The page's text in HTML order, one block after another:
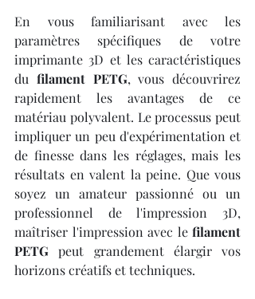
En vous familiarisant avec les
paramètres spécifiques de votre
imprimante 3D et les caractéristiques
du filament PETG, vous découvrirez
rapidement les avantages de ce
matériau polyvalent. Le processus peut
impliquer un peu d'expérimentation et
de finesse dans les réglages, mais les
résultats en valent la peine. Que vous
soyez un amateur passionné ou un
professionnel de l'impression 3D,
maîtriser l'impression avec le filament
PETG peut grandement élargir vos
horizons créatifs et techniques.